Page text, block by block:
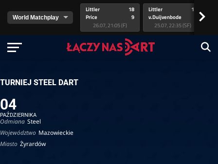
Littler
Price
18
9
26.07, 21:05 (F)
Littler
v.Duijvenbode
17
25.07, 22:35 (SF)
>
TURNIEJ STEEL DART
04
PAŹDZIERNIKA
Odmiana Steel
Województwo Mazowieckie
Miasto Żyrardów